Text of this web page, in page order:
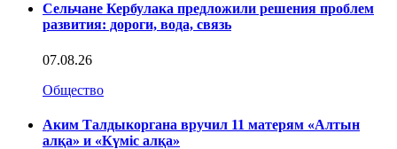
Сельчане Кербулака предложили решения проблем
развития: дороги, вода, связь
07.08.26
Общество
Аким Талдыкоргана вручил 11 матерям «Алтын
алқа» и «Күміс алқа»